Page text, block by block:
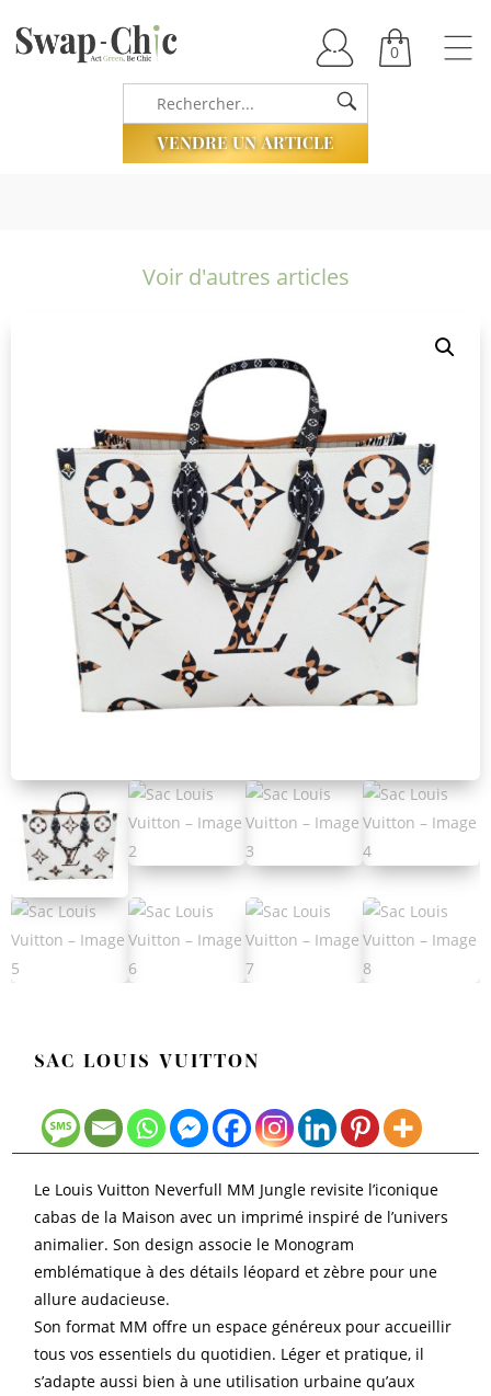
0
VENDRE UN ARTICLE
Voir d'autres articles
SAC LOUIS VUITTON
Le Louis Vuitton Neverfull MM Jungle revisite l’iconique
cabas de la Maison avec un imprimé inspiré de l’univers
animalier. Son design associe le Monogram
emblématique à des détails léopard et zèbre pour une
allure audacieuse.
Son format MM offre un espace généreux pour accueillir
tous vos essentiels du quotidien. Léger et pratique, il
s’adapte aussi bien à une utilisation urbaine qu’aux